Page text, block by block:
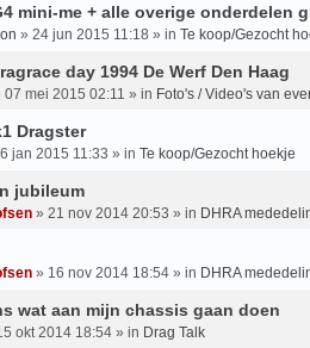
mini-me + alle overige onderdelen
» 24 jun 2015 11:18 » in Te koop/Gezocht
day 1994 De Werf Den Haag
07 mei 2015 02:11 » in Foto's / Video's van
Dragster
jan 2015 11:33 » in Te koop/Gezocht hoekje
jubileum
» 21 nov 2014 20:53 » in DHRA
» 16 nov 2014 18:54» in DHRA
wat aan mijn chassis gaan doen
okt 2014 18:54» in Drag Talk